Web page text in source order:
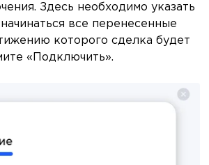
Здесь необходимо указать
все перенесенные
которого сделка будет
«Подключить».